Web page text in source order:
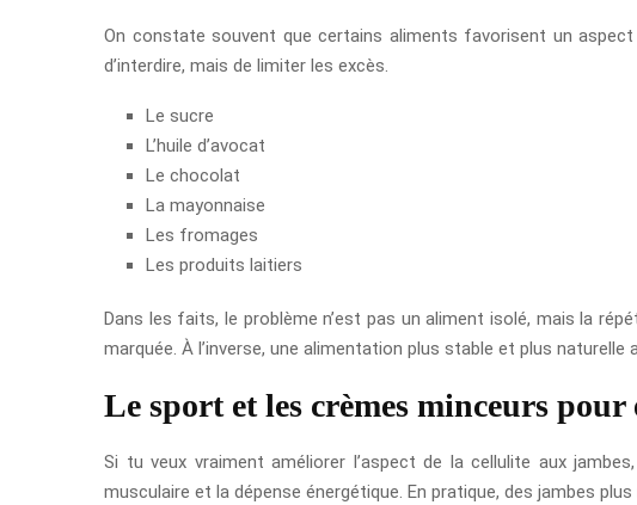
On constate souvent que certains aliments favorisent un
d’interdire, mais de limiter les excès.
Le sucre
L’huile d’avocat
Le chocolat
La mayonnaise
Les fromages
Les produits laitiers
Dans les faits, le problème n’est pas un aliment isolé, mais la
marquée. À l’inverse, une alimentation plus stable et plus
Le sport et les crèmes minceurs
Si tu veux vraiment améliorer l’aspect de la cellulite aux
musculaire et la dépense énergétique. En pratique, des jambes